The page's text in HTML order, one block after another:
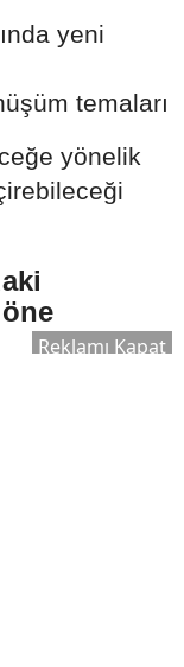
yeni
temaları
yönelik
Reklamı Kapat